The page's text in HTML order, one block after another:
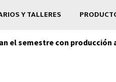
Y TALLERES
el semestre con producción